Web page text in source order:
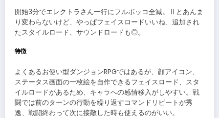
開始3分でエレクトラさん一行にフルボッコ全滅。Ⅱとあんま
り変わらないけど、やっぱフェイスロードいいね、追加され
たスタイルロード、サウンドロードも◎。
特徴
よくあるお使い型ダンジョンRPGではあるが、顔アイコン、
ステータス画面の一枚絵を自作できるフェイスロード、スタ
イルロードがあるため、キャラへの感情移入がしやすい。戦
闘では前のターンの行動を繰り返すコマンドリピートが秀
逸、戦闘終わって次に接敵した時も使えるのがいい。